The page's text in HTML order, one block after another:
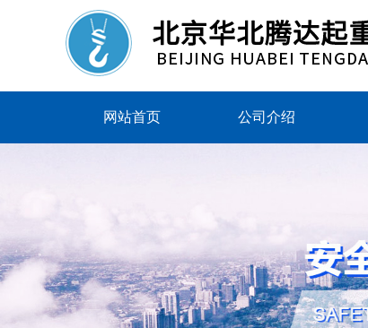
网站首页 公司介绍